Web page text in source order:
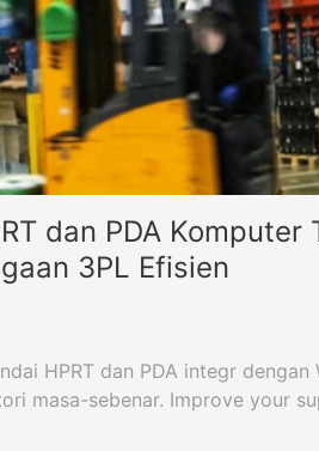
dan PDA Komputer
3PL Efisien
HPRT dan PDA integr dengan
masa-sebenar. Improve your